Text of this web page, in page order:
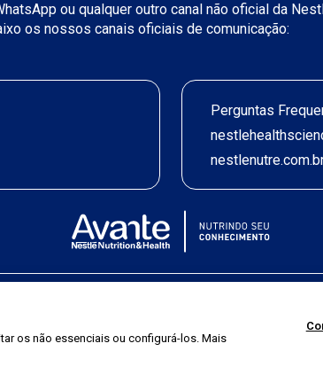
ou qualquer outro canal não oficial da
os nossos canais oficiais de comunicação:
Perguntas
os não essenciais ou configurá-los. Mais